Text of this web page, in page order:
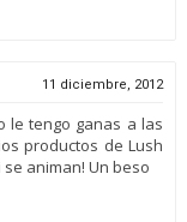
11 diciembre, 2012
le tengo ganas a las
productos de Lush
animan! Un beso